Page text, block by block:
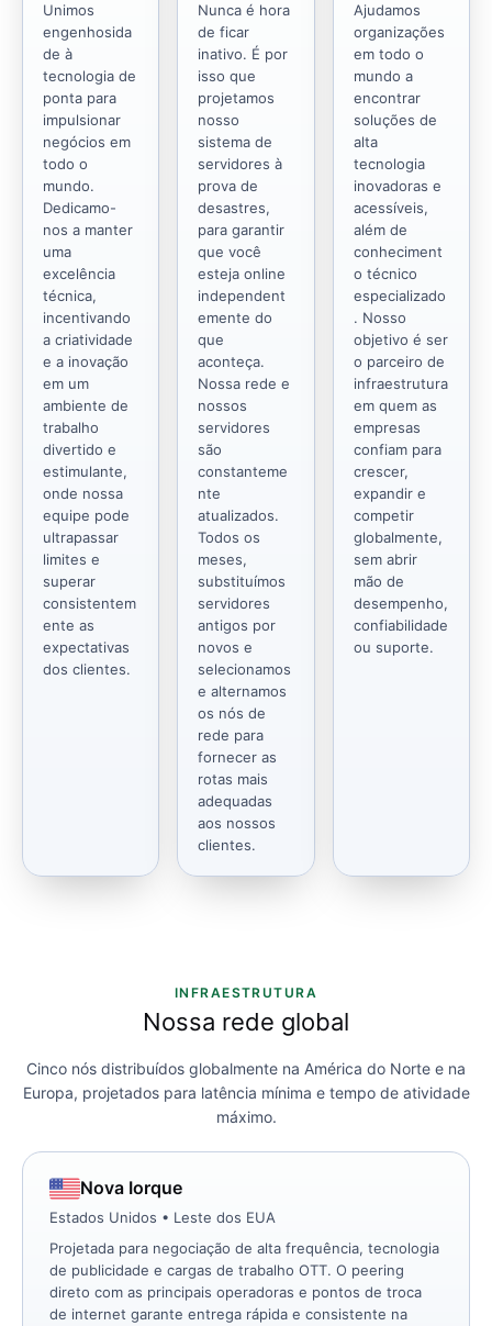
Unimos
engenhosida
de à
tecnologia de
ponta para
impulsionar
negócios em
todo o
mundo.
Dedicamo-
nos a manter
uma
excelência
técnica,
incentivando
a criatividade
e a inovação
em um
ambiente de
trabalho
divertido e
estimulante,
onde nossa
equipe pode
ultrapassar
limites e
superar
consistentem
ente as
expectativas
dos clientes.
Nunca é hora
de ficar
inativo. É por
isso que
projetamos
nosso
sistema de
servidores à
prova de
desastres,
para garantir
que você
esteja online
independent
emente do
que
aconteça.
Nossa rede e
nossos
servidores
são
constanteme
nte
atualizados.
Todos os
meses,
substituímos
servidores
antigos por
novos e
selecionamos
e alternamos
os nós de
rede para
fornecer as
rotas mais
adequadas
aos nossos
clientes.
Ajudamos
organizações
em todo o
mundo a
encontrar
soluções de
alta
tecnologia
inovadoras e
acessíveis,
além de
conheciment
o técnico
especializado
. Nosso
objetivo é ser
o parceiro de
infraestrutura
em quem as
empresas
confiam para
crescer,
expandir e
competir
globalmente,
sem abrir
mão de
desempenho,
confiabilidade
ou suporte.
INFRAESTRUTURA
Nossa rede global
Cinco nós distribuídos globalmente na América do Norte e na
Europa, projetados para latência mínima e tempo de atividade
máximo.
Nova Iorque
Estados Unidos • Leste dos EUA
Projetada para negociação de alta frequência, tecnologia
de publicidade e cargas de trabalho OTT. O peering
direto com as principais operadoras e pontos de troca
de internet garante entrega rápida e consistente na